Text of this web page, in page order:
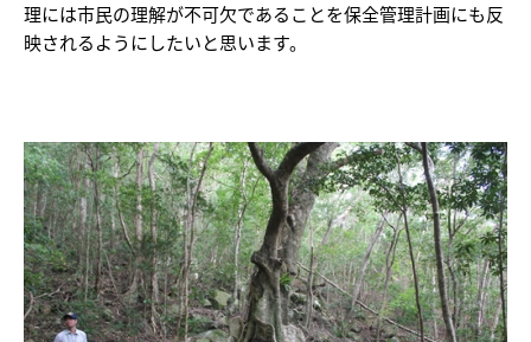
理には市民の理解が不可欠であることを保全管理計画にも反
映されるようにしたいと思います。